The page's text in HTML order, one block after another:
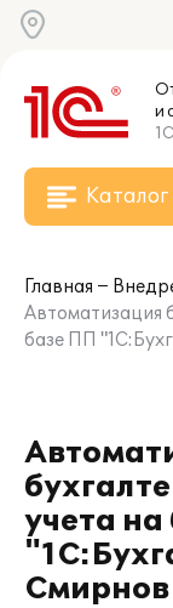
и
Каталог
Главная
Автоматизация
базе ПП
учета